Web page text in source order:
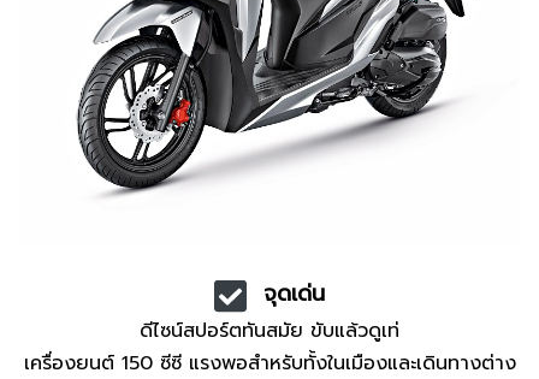
จุดเด่น
ดีไซน์สปอร์ตทันสมัย ขับแล้วดูเท่
เครื่องยนต์ 150 ซีซี แรงพอสำหรับทั้งในเมืองและเดินทางต่าง